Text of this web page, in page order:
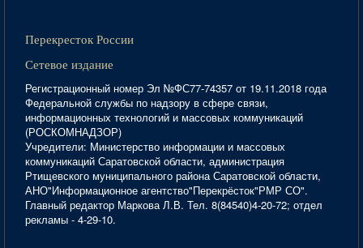
Перекресток России
Сетевое издание
Регистрационный номер Эл №ФС77-74357 от 19.11.2018 года
Федеральной службы по надзору в сфере связи,
информационных технологий и массовых коммуникаций
(РОСКОМНАДЗОР)
Учредители: Министерство информации и массовых
коммуникаций Саратовской области, администрация
Ртищевского муниципального района Саратовской области,
АНО"Информационное агентство"Перекрёсток"РМР СО".
Главный редактор Маркова Л.В. Тел. 8(84540)4-20-72; отдел
рекламы - 4-29-10.